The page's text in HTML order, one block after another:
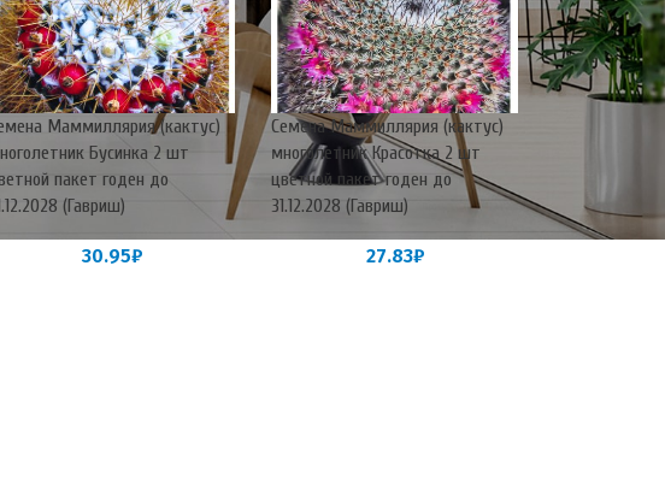
Маммиллярия (кактус)
Бусинка 2 шт
пакет годен до
(Гавриш)
30.95₽
Семена Маммиллярия (кактус)
многолетник Красотка 2 шт
цветной пакет годен до
31.12.2028 (Гавриш)
27.83₽